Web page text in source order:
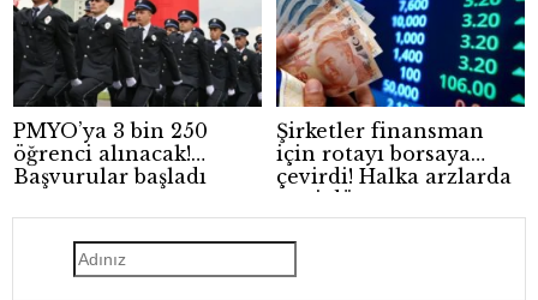
PMYO’ya 3 bin 250
öğrenci alınacak!
Başvurular başladı
Şirketler finansman
için rotayı borsaya
çevirdi! Halka arzlarda
yeni dönem